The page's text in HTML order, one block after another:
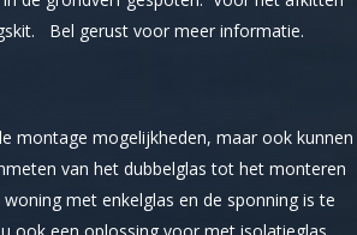
Bel gerust voor meer informatie.
montage mogelijkheden, maar ook kunnen
van het dubbelglas tot het monteren
met enkelglas en de sponning is te